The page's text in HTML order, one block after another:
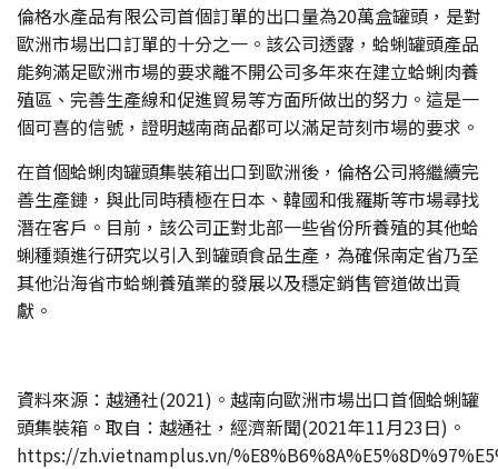
倫格水產品有限公司首個訂單的出口量為20萬盒罐頭，是對
歐洲市場出口訂單的十分之一。該公司透露，蛤蜊罐頭產品
能夠滿足歐洲市場的要求離不開公司多年來在建立蛤蜊肉養
殖區、完善生產線和促進貿易等方面所做出的努力。這是一
個可喜的信號，證明越南商品都可以滿足苛刻市場的要求。
在首個蛤蜊肉罐頭集裝箱出口到歐洲後，倫格公司將繼續完
善生產鏈，與此同時積極在日本、韓國和俄羅斯等市場尋找
潛在客戶。目前，該公司正對北部一些省份所養殖的其他蛤
蜊種類進行研究以引入到罐頭食品生產，為確保南定省乃至
其他沿海省市蛤蜊養殖業的發展以及穩定銷售管道做出貢
獻。
資料來源：越通社(2021)。越南向歐洲市場出口首個蛤蜊罐
頭集裝箱。取自：越通社，經濟新聞(2021年11月23日)。
https://zh.vietnamplus.vn/